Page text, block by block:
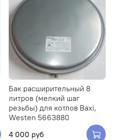
Бак расширительный 8
литров (мелкий шаг
резьбы) для котлов Baxi,
Westen 5663880
4 000 руб